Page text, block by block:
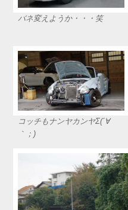
バネ変えようか・・・笑
コッチもナンヤカンヤΣ(´∀
｀；)